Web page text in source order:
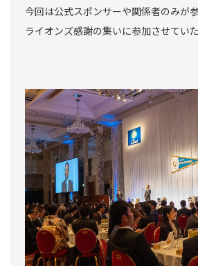
今回は公式スポンサーや関係者のみが
ライオンズ感謝の集いに参加させてい